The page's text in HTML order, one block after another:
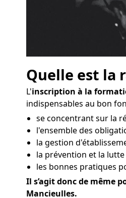
Quelle est la
L'inscription à la
indispensables au bon
se concentrant sur la
l'ensemble des
la gestion
la prévention et la
les bonnes pratiques
Il s’agit donc de même
Mancieulles.